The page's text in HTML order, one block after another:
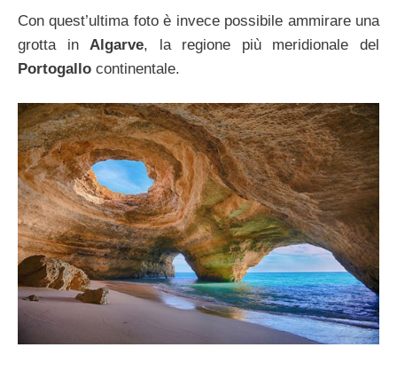
Con quest’ultima foto è invece possibile ammirare una
grotta inAlgarve, la regione più meridionale del
Portogallo continentale.